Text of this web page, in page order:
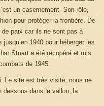
un casernement. Son rôle,
pour protéger la frontière. De
paix car ils ne sont pas à
1940 pour héberger les
Stuart a été récupéré et mis
de 1945.
Le site est très visité, nous ne
dessous dans le vallon, la